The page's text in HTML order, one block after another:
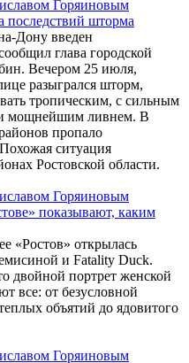
последствий шторма
Дону введен
глава городской
Вечером 25 июля,
разыгрался шторм,
тропическим, с сильным
и мощнейшим ливнем. В
пропало
ситуация
Ростовской области.
показывают, каким
«Ростов» открылась
и Fatality Duck.
двойной портрет женской
все: от безусловной
объятий до ядовитого